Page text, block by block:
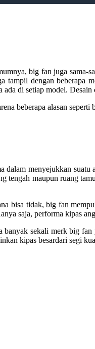
big fan juga sama-
tampil dengan
di setiap model.
beberapa alasan seperti
menyejukkan
tengah maupun ruang
bisa tidak, big fan
saja, performa kipas
sekali merk big
kipas besardari segi